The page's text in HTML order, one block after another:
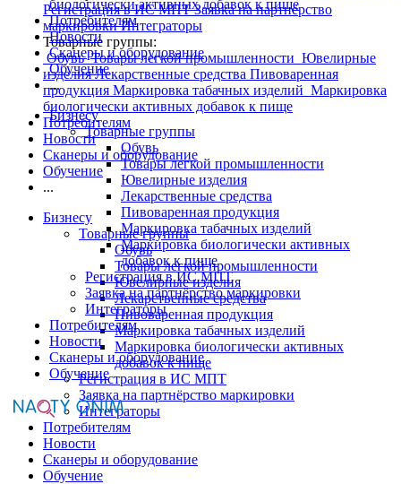
биологически активных добавок к пище
Потребителям
Новости
Сканеры и оборудование
Обучение
...
Бизнесу
Товарные группы
Обувь
Товары легкой промышленности
Ювелирные изделия
Лекарственные средства
Пивоваренная продукция
Маркировка табачных изделий
Маркировка биологически активных
добавок к пище
Регистрация в ИС МПТ
Заявка на партнёрство маркировки
Интеграторы
Потребителям
Новости
Сканеры и оборудование
Обучение
Регистрация в ИС МПТЗаявка на партнёрство
маркировкиИнтеграторы
Товарные группы:
ОбувьТовары легкой промышленности Ювелирные
изделияЛекарственные средства Пивоваренная
продукция Маркировка табачных изделий Маркировка
биологически активных добавок к пище
Потребителям
Новости
Сканеры и оборудование
Обучение
...
Бизнесу
Товарные группы
Обувь
Товары легкой промышленности
Ювелирные изделия
Лекарственные средства
Пивоваренная продукция
Маркировка табачных изделий
Маркировка биологически активных
добавок к пище
Регистрация в ИС МПТ
Заявка на партнёрство маркировки
Интеграторы
Потребителям
Новости
Сканеры и оборудование
Обучение